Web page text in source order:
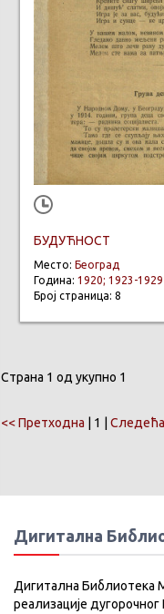
БУДУЋНОСТ
Место: Београд
Година: 1920; 1923-1929
Број страница: 8
Страна 1 од укупно 1
<< Претходна | 1 |
Дигитална
Дигитална Библиотека
реализације